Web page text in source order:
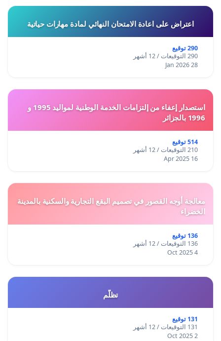
اعتراض على اعادة الامتحان النهائي لمادة مهارات حياتية
290 توقيع
290 التوقيعات / 12 أشهر
28 Jan 2026
استصدار إعفاء من إلتزامات الخدمة الوطنية لمواليد 1995 و
1996 بالجزائر
514 توقيع
210 التوقيعات / 12 أشهر
16 Apr 2025
معالجة أوجه القصور في تصميم البقع التجارية والسكنية بالمدينة
الخضراء
136 توقيع
136 التوقيعات / 12 أشهر
4 Oct 2025
تظلّم
131 توقيع
131 التوقيعات / 12 أشهر
2 Oct 2025